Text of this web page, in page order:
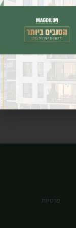
NEXT
פרטיות